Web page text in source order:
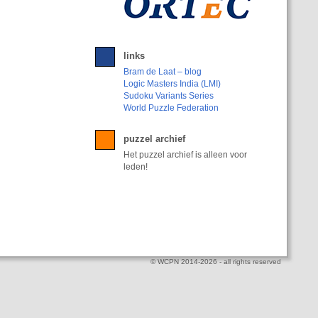
links
Bram de Laat – blog
Logic Masters India (LMI)
Sudoku Variants Series
World Puzzle Federation
puzzel archief
Het puzzel archief is alleen voor
leden!
© WCPN 2014-2026 - all rights reserved